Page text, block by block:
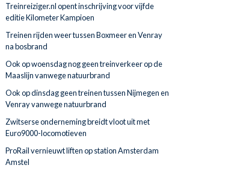
Treinreiziger.nl opent inschrijving voor vijfde
editie Kilometer Kampioen
Treinen rijden weer tussen Boxmeer en Venray
na bosbrand
Ook op woensdag nog geen treinverkeer op de
Maaslijn vanwege natuurbrand
Ook op dinsdag geen treinen tussen Nijmegen en
Venray vanwege natuurbrand
Zwitserse onderneming breidt vloot uit met
Euro9000-locomotieven
ProRail vernieuwt liften op station Amsterdam
Amstel